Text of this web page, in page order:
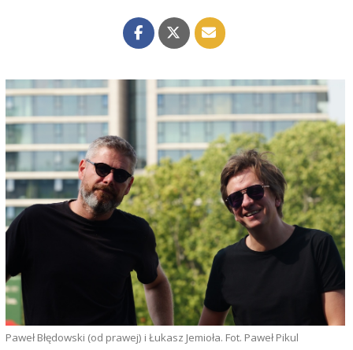
Paweł Błędowski (od prawej) i Łukasz Jemioła. Fot. Paweł Pikul